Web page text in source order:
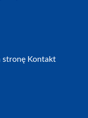
stronę Kontakt